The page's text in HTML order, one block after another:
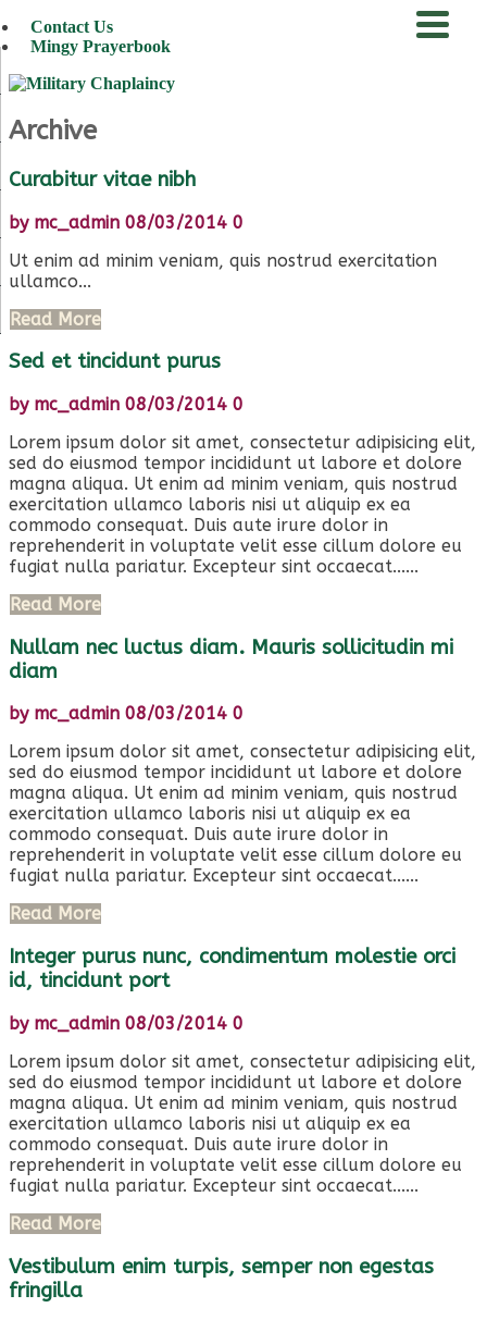
Contact Us
Mingy Prayerbook
Archive
Curabitur vitae nibh
by mc_admin 08/03/2014 0
Ut enim ad minim veniam, quis nostrud exercitation
ullamco...
Read More
Sed et tincidunt purus
by mc_admin 08/03/2014 0
Lorem ipsum dolor sit amet, consectetur adipisicing elit,
sed do eiusmod tempor incididunt ut labore et dolore
magna aliqua. Ut enim ad minim veniam, quis nostrud
exercitation ullamco laboris nisi ut aliquip ex ea
commodo consequat. Duis aute irure dolor in
reprehenderit in voluptate velit esse cillum dolore eu
fugiat nulla pariatur. Excepteur sint occaecat......
Read More
Nullam nec luctus diam. Mauris sollicitudin mi
diam
by mc_admin 08/03/2014 0
Lorem ipsum dolor sit amet, consectetur adipisicing elit,
sed do eiusmod tempor incididunt ut labore et dolore
magna aliqua. Ut enim ad minim veniam, quis nostrud
exercitation ullamco laboris nisi ut aliquip ex ea
commodo consequat. Duis aute irure dolor in
reprehenderit in voluptate velit esse cillum dolore eu
fugiat nulla pariatur. Excepteur sint occaecat......
Read More
Integer purus nunc, condimentum molestie orci
id, tincidunt port
by mc_admin 08/03/2014 0
Lorem ipsum dolor sit amet, consectetur adipisicing elit,
sed do eiusmod tempor incididunt ut labore et dolore
magna aliqua. Ut enim ad minim veniam, quis nostrud
exercitation ullamco laboris nisi ut aliquip ex ea
commodo consequat. Duis aute irure dolor in
reprehenderit in voluptate velit esse cillum dolore eu
fugiat nulla pariatur. Excepteur sint occaecat......
Read More
Vestibulum enim turpis, semper non egestas
fringilla